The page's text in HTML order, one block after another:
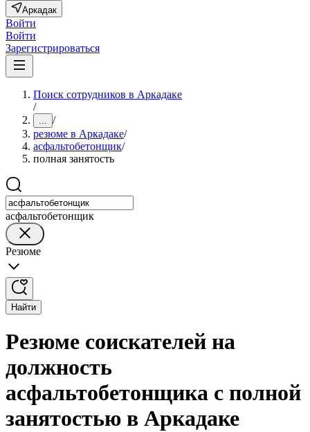
Аркадак
Войти
Войти
Зарегистрироваться
Поиск сотрудников в Аркадаке
/
... /
резюме в Аркадаке/
асфальтобетонщик/
полная занятость
асфальтобетонщик
Резюме
Найти
Резюме соискателей на
должность
асфальтобетонщика с полной
занятостью в Аркадаке